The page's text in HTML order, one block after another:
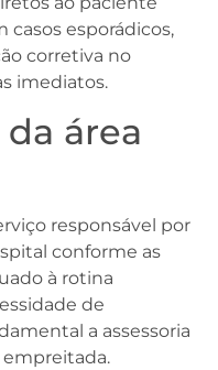
esporádicos,
corretiva no
imediatos.
área
responsável por
conforme as
à rotina
de
a assessoria